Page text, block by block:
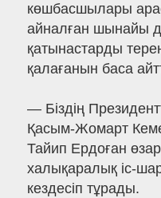
көшбасшылары
айналған шынайы
қатынастарды
қалағанын баса
— Біздің
Қасым-Жомарт
Тайип Ердоған
халықаралық іс-
кездесіп тұрады.